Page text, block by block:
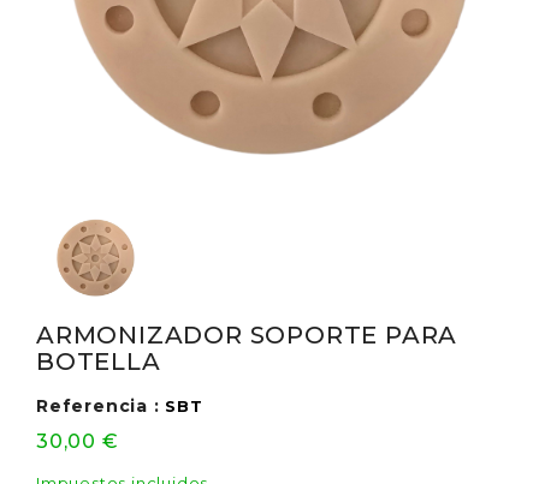
ARMONIZADOR SOPORTE PARA
BOTELLA
Referencia : SBT
30,00 €